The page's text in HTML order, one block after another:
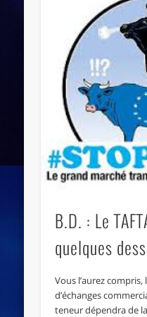
B.D. : Le
quelques
Vous l’aurez
d’échanges
teneur dépendra de